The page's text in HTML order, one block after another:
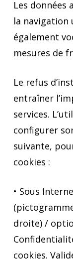
Les données
la
également
mesures de
Le refus
entraîner
services.
configurer
suivante,
cookies :
• Sous
droite) /
cookies.